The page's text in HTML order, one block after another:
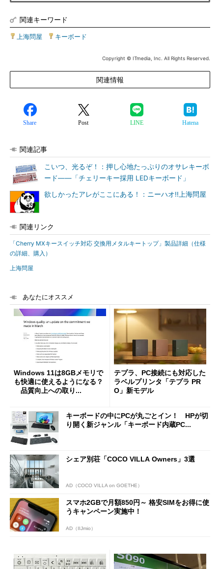
関連キーワード
上海問屋 キーボード
Copyright © ITmedia, Inc. All Rights Reserved.
関連情報
Share Post LINE Hatena
関連記事
こいつ、光るぞ！：押し心地たっぷりのオサレキーボ
ード――「チェリーキー採用 LEDキーボード」
欲しかったアレがここにある！：ニーハオ!!上海問屋
関連リンク
「Cherry MXキースイッチ対応 交換用メタルキートップ」製品詳細（仕様
の詳細、購入）
上海問屋
あなたにオススメ
Windows 11は8GBメモリで
も快適に使えるようになる？
品質向上への取り...
テプラ、PC接続にも対応した
ラベルプリンタ「テプラ PR
O」新モデル
キーボードの中にPCが丸ごとイン！ HPが切
り開く新ジャンル「キーボード内蔵PC...
シェア別荘「COCO VILLA Owners」3選
AD（COCO VILLA on GOETHE）
スマホ2GBで月額850円～ 格安SIMをお得に使
うキャンペーン実施中！
AD（IIJmio）